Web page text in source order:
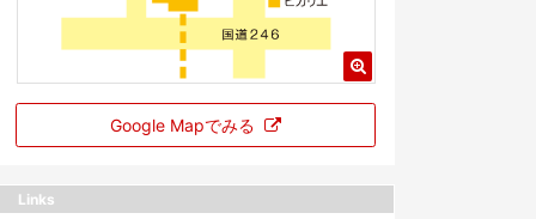
Google Mapでみる
Links